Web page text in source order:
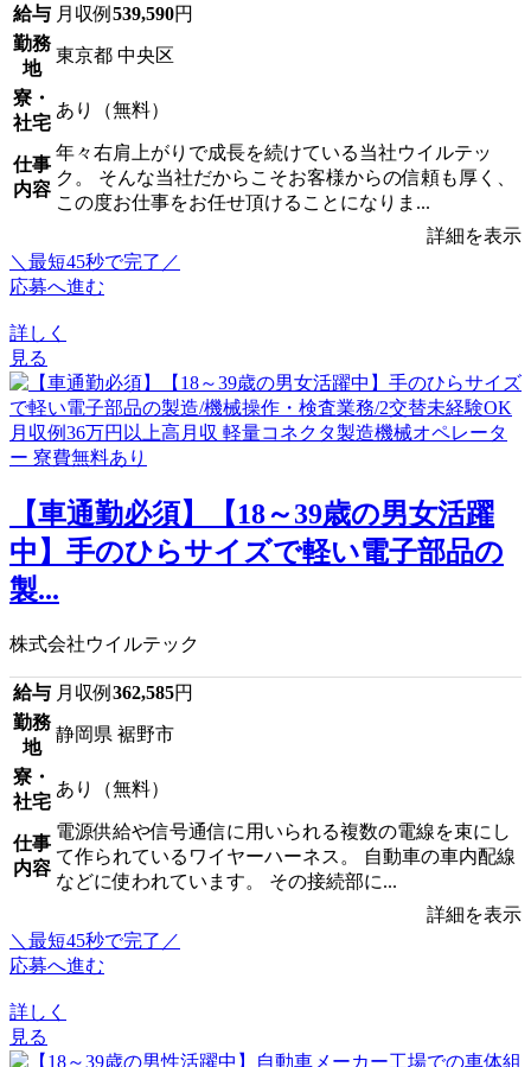
給与 月収例 539,590円
勤務
地
東京都 中央区
寮・
社宅
あり（無料）
仕事
内容
年々右肩上がりで成長を続けている当社ウイルテッ
ク。 そんな当社だからこそお客様からの信頼も厚く、
この度お仕事をお任せ頂けることになりま...
詳細を表示
＼最短45秒で完了／
応募へ進む
詳しく
見る
【車通勤必須】【18～39歳の男女活躍
中】手のひらサイズで軽い電子部品の
製...
株式会社ウイルテック
給与 月収例 362,585円
勤務
地
静岡県 裾野市
寮・
社宅
あり（無料）
仕事
内容
電源供給や信号通信に用いられる複数の電線を束にし
て作られているワイヤーハーネス。 自動車の車内配線
などに使われています。 その接続部に...
詳細を表示
＼最短45秒で完了／
応募へ進む
詳しく
見る